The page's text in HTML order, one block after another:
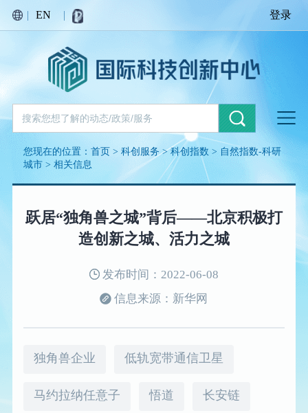
| EN | 登录
您现在的位置：首页 >科创服务>科创指数 > 自然指数-科研
城市 >相关信息
跃居“独角兽之城”背后——北京积极打
造创新之城、活力之城
发布时间：2022-06-08
信息来源：新华网
独角兽企业 低轨宽带通信卫星
马约拉纳任意子 悟道 长安链